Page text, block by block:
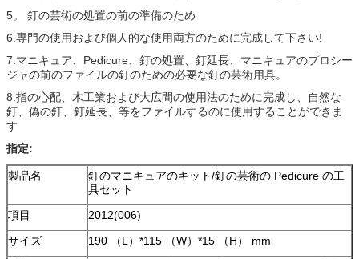
5。 釘の芸術の処置の前の準備のため
6.専門の使用および個人的な使用両方のために完成して下さい!
7.マニキュア、Pedicure、釘の処置、釘延長、マニキュアのプロシー
ジャの前のファイルの釘のための必要な釘の芸術用具。
8.指の心配、木工業および大広間の使用法のために完成し、自然な
釘、偽の釘、釘延長、等をファイルするのに使用することができま
す
指定:
製品名
釘のマニキュアのキット/釘の芸術の Pedicure の工
具セット
項目
2012(006)
サイズ
190 （L）*115 （W）*15 （H） mm